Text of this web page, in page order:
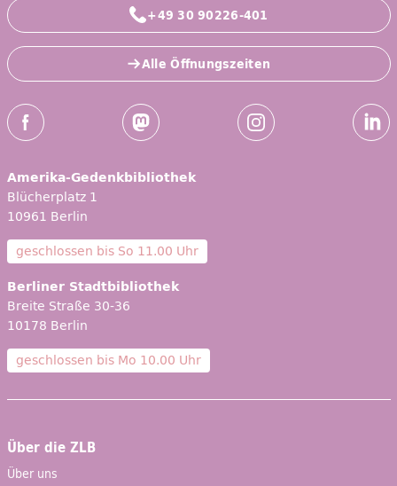
+49 30 90226-401
Alle Öffnungszeiten
Social-Media Kanäle der ZLB
Facebook Mastodon Instagram
Amerika-Gedenkbibliothek
Blücherplatz 1
10961 Berlin
geschlossen bis So 11.00 Uhr
Berliner Stadtbibliothek
Breite Straße 30-36
10178 Berlin
geschlossen bis Mo 10.00 Uhr
Über die ZLB
Über uns